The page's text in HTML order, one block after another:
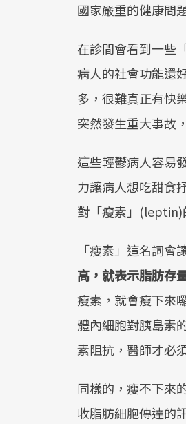
國家嚴重的健康問
在診間會看到一些
病人的社會功能還
多，很難真正有快
突然發生重大事故
這些輕鬱病人容易
力讓病人想吃甜食
對「瘦素」(leptin)
「瘦素」這名詞
高，就表示脂肪存
瘦素，就會瘦下來
體內細胞對胰島素
素阻抗，醫師才必
同樣的，瘦不下來
收脂肪細胞傳達的